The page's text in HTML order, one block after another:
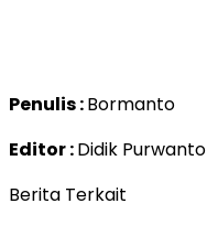
Penulis :Bormanto
Editor :Didik Purwanto
Berita Terkait